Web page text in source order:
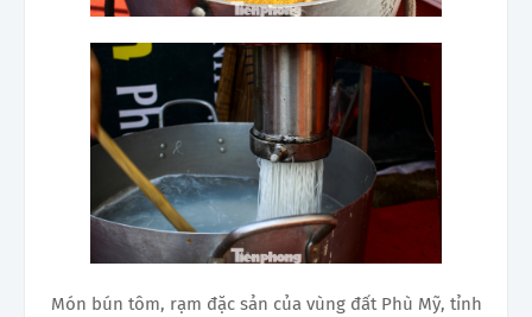
Món bún tôm, rạm đặc sản của vùng đất Phù Mỹ, tỉnh